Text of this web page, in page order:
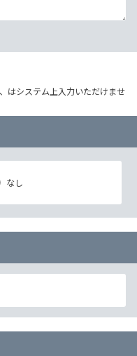
はシステム上入力いただけませ
なし